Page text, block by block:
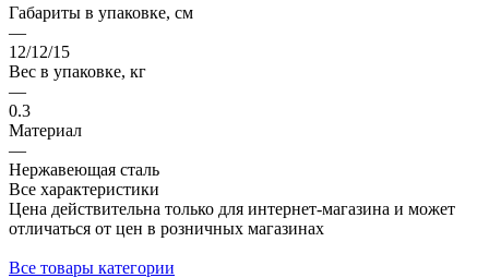
Габариты в упаковке, см
—
12/12/15
Вес в упаковке, кг
—
0.3
Материал
—
Нержавеющая сталь
Все характеристики
Цена действительна только для интернет-магазина и может
отличаться от цен в розничных магазинах
Все товары категории